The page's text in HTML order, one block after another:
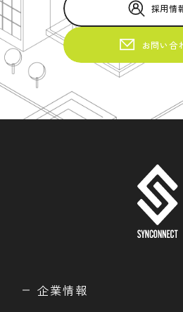
採用情
お問い合
企業情報